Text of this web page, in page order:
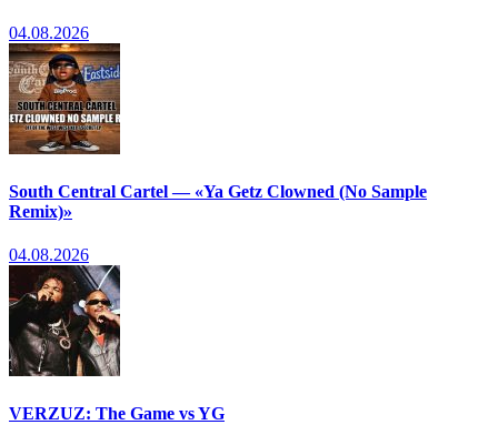
04.08.2026
South Central Cartel — «Ya Getz Clowned (No Sample
Remix)»
04.08.2026
VERZUZ: The Game vs YG